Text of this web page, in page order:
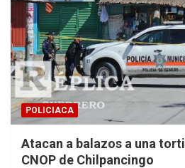
POLICIACA
Atacan a balazos a una
CNOP de Chilpancingo